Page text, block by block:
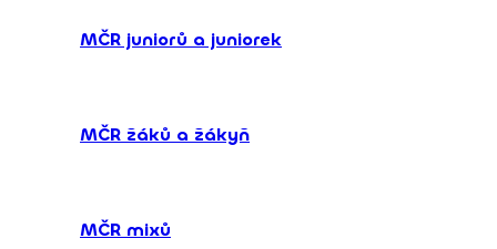
MČR juniorů a juniorek
MČR žáků a žákyň
MČR mixů